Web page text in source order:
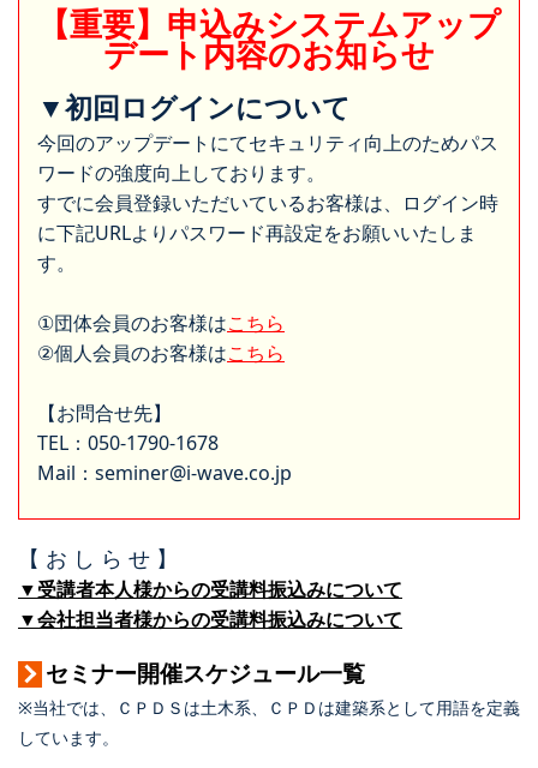
【重要】申込みシステムアップ
デート内容のお知らせ
▼初回ログインについて
今回のアップデートにてセキュリティ向上のためパス
ワードの強度向上しております。
すでに会員登録いただいているお客様は、ログイン時
に下記URLよりパスワード再設定をお願いいたしま
す。
①団体会員のお客様はこちら
②個人会員のお客様はこちら
【お問合せ先】
TEL：050-1790-1678
Mail：seminer@i-wave.co.jp
【 お し ら せ 】
▼受講者本人様からの受講料振込みについて
▼会社担当者様からの受講料振込みについて
セミナー開催スケジュール一覧
※当社では、ＣＰＤＳは土木系、ＣＰＤは建築系として用語を定義
しています。